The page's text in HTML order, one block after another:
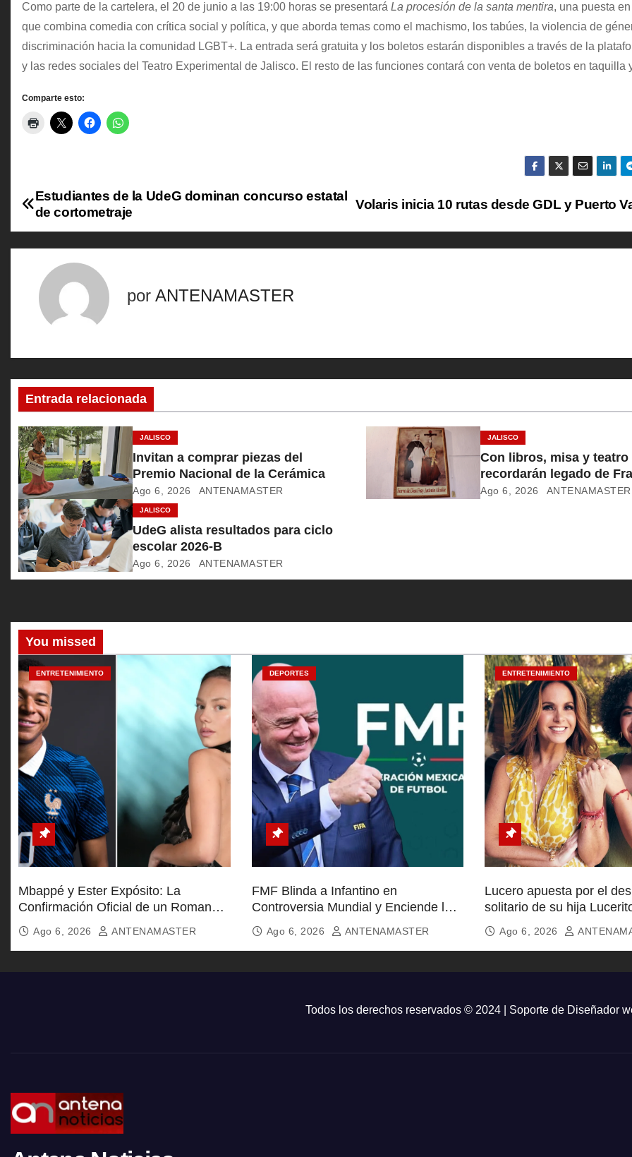
Como parte de la cartelera, el 20 de junio a las 19:00 horas se presentará La procesión de la santa mentira, una puesta
que combina comedia con crítica social y política, y que aborda temas como el machismo, los tabúes, la violencia de
discriminación hacia la comunidad LGBT+. La entrada será gratuita y los boletos estarán disponibles a través de la
y las redes sociales del Teatro Experimental de Jalisco. El resto de las funciones contará con venta de boletos en taquilla
Comparte esto:
N
a
c
i
ó
n
d
e
e
n
t
r
a
d
a
s
Volaris inicia 10 rutas desde GDL y Puerto
Estudiantes de la UdeG dominan concurso estatal
de cortometraje
por ANTENAMASTER
Entrada relacionada
JALISCO
Invitan a comprar piezas del
Premio Nacional de la Cerámica
Ago 6, 2026 ANTENAMASTER
JALISCO
Con libros, misa y teatro
recordarán legado de
Alcalde
Ago 6, 2026 ANTENAMASTER
JALISCO
UdeG alista resultados para ciclo
escolar 2026-B
Ago 6, 2026 ANTENAMASTER
You missed
ENTRETENIMIENTO
Mbappé y Ester Expósito: La
Confirmación Oficial de un Romance
Global
Ago 6, 2026 ANTENAMASTER
DEPORTES
FMF Blinda a Infantino en
Controversia Mundial y Enciende la
Furia de Aficionados
Ago 6, 2026 ANTENAMASTER
ENTRETENIMIENTO
Lucero apuesta por el
solitario de su hija
Ago 6, 2026
Todos los derechos reservados © 2024 | Soporte de Diseñador